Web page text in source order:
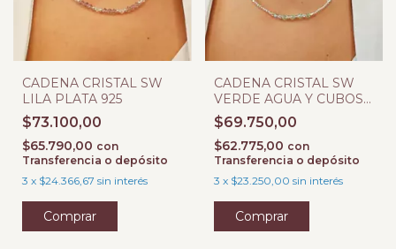
CADENA CRISTAL SW
LILA PLATA 925
$73.100,00
$65.790,00 con
Transferencia o depósito
3 x $24.366,67 sin interés
CADENA CRISTAL SW
VERDE AGUA Y CUBOS
PLATA 925
$69.750,00
$62.775,00 con
Transferencia o depósito
3 x $23.250,00 sin interés